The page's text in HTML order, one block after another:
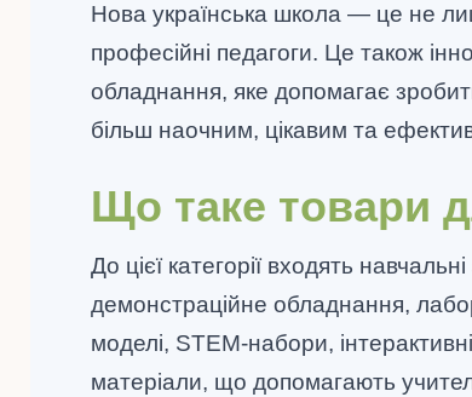
Нова українська школа — це не
професійні педагоги. Це також
обладнання, яке допомагає
більш наочним, цікавим та
Що таке товари
До цієї категорії входять
демонстраційне обладнання,
моделі, STEM-набори,
матеріали, що допомагають